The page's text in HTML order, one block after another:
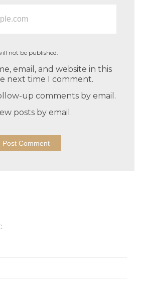
not be published.
email, and website in this
next time I comment.
up comments by email.
posts by email.